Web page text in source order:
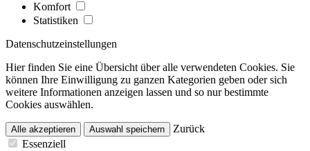
Komfort
Statistiken
Datenschutzeinstellungen
Hier finden Sie eine Übersicht über alle verwendeten Cookies. Sie
können Ihre Einwilligung zu ganzen Kategorien geben oder sich
weitere Informationen anzeigen lassen und so nur bestimmte
Cookies auswählen.
Alle akzeptieren Auswahl speichern
Zurück
Essenziell